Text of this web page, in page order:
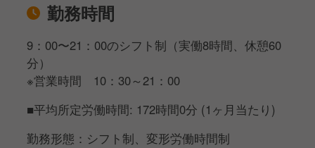
勤務時間
9：00〜21：00のシフト制（実働8時間、休憩60
分）
※営業時間 10：30～21：00
■平均所定労働時間: 172時間0分 (1ヶ月当たり)
勤務形態：シフト制、変形労働時間制